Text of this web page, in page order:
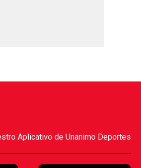
Aplicativo de Unanimo Deportes